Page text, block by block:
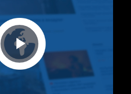
Play Video